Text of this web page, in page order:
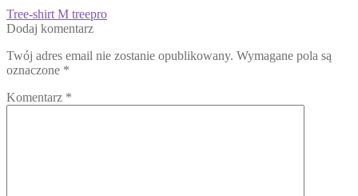
Nawigacja
wpisu
Poprzedni
wpis:
Tree-shirt M treepro
Dodaj komentarz
Twój adres email nie zostanie opublikowany. Wymagane pola są
oznaczone *
Komentarz *